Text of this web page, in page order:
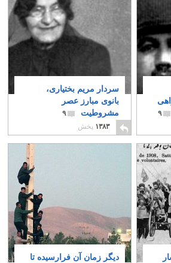
۹
سردار مریم بختیاری،
بانوی مبارز عصر
مشروطیت
۹
۱۳۸۳ پخش
دیگر زمان آن فرارسیده تا